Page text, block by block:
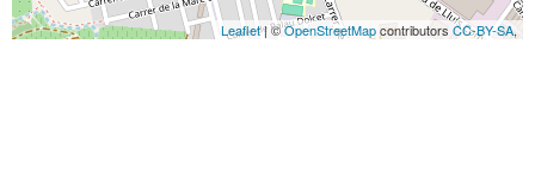
Leaflet| ©OpenStreetMapcontributors CC-BY-SA,